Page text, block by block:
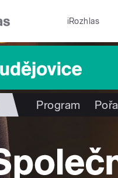
iRozhlas
Program